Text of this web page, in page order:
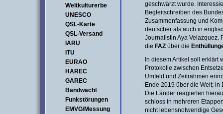
Weltkulturerbe
UNESCO
QSL-Karte
QSL-Versand
IARU
ITU
EURAO
HAREC
GAREC
Bandwacht
Funkstörungen
EMVG/Messung
geschwärzt wurde.
Begleitschreiben des
Zusammenfassung und
deutscher als auch in
Journalistin Aya Velazquez.
die FAZ über die
In diesem Artikel soll erklärt
Protokolle zwischen
Umfeld und Zeitrahmen
Ende 2019 über die Welt; in
Die Länder reagierten
schloss in mehreren
nicht lebensnotwendige